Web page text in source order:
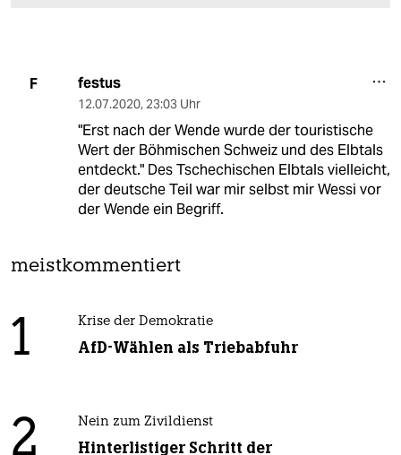
F festus
12.07.2020, 23:03 Uhr
"Erst nach der Wende wurde der touristische
Wert der Böhmischen Schweiz und des Elbtals
entdeckt." Des Tschechischen Elbtals vielleicht,
der deutsche Teil war mir selbst mir Wessi vor
der Wende ein Begriff.
meistkommentiert
1 Krise der Demokratie
AfD-Wählen als Triebabfuhr
2 Nein zum Zivildienst
Hinterlistiger Schritt der